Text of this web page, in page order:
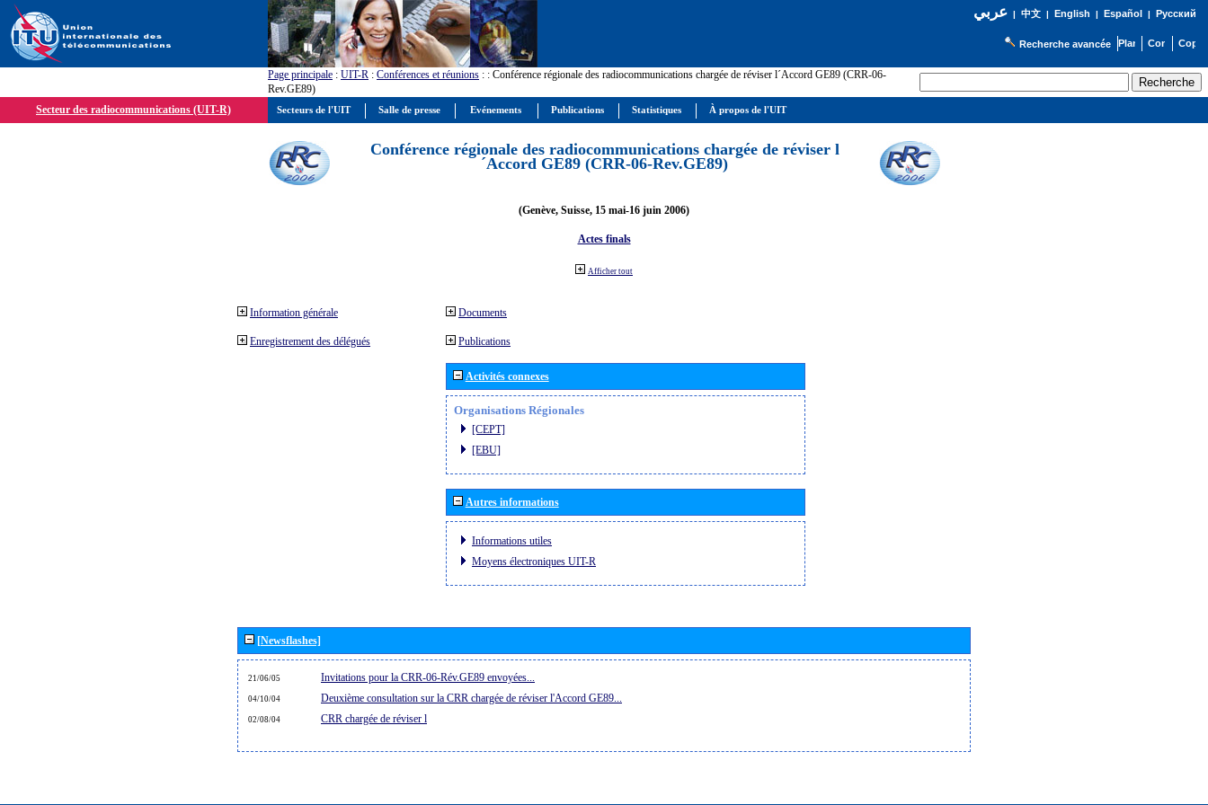
عربي| 中文| English | Español | Русский
Recherche avancée
Page principale : UIT-R : Conférences et réunions : : Conférence régionale des radiocommunications chargée de réviser l´Accord GE89 (CRR-06-
Rev.GE89)
Secteur des radiocommunications (UIT-R)
Conférence régionale des radiocommunications chargée de réviser l
´Accord GE89 (CRR-06-Rev.GE89)
(Genève, Suisse, 15 mai-16 juin 2006)
Actes finals
Afficher tout
Information générale
Enregistrement des délégués
Documents
Publications
Activités connexes
Organisations Régionales
[CEPT]
[EBU]
Autres informations
Informations utiles
Moyens électroniques UIT-R
[Newsflashes]
21/06/05 Invitations pour la CRR-06-Rév.GE89 envoyées...
04/10/04 Deuxième consultation sur la CRR chargée de réviser l'Accord GE89...
02/08/04 CRR chargée de réviser l
Secteurs de l'UIT Salle de presse Evénements Publications Statistiques À propos de l'UIT